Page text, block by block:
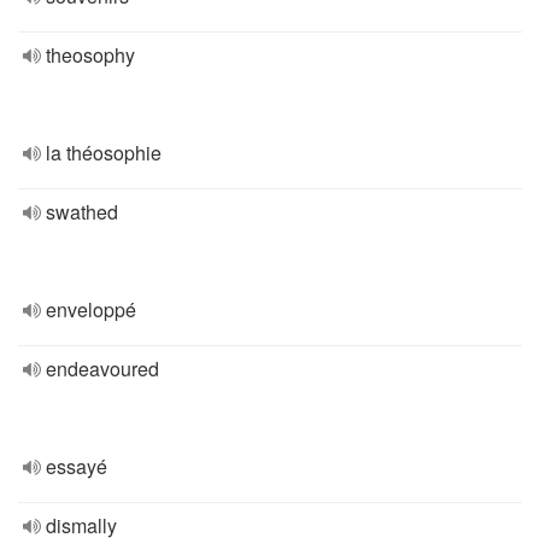
theosophy
la théosophie
swathed
enveloppé
endeavoured
essayé
dismally